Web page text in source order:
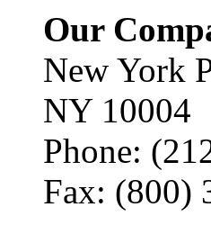
Our
New York
NY 10004
Phone:
Fax: (800)